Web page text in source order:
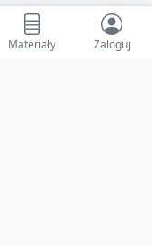
Materiały Zaloguj